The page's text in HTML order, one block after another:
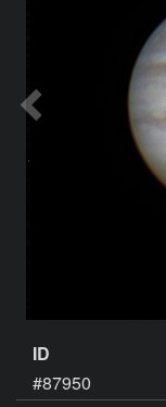
ID
#87950